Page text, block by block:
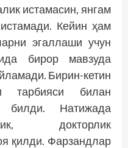
истамасин, янгам
Кейин ҳам
эгаллаши учун
бирор мавзуда
Бирин-кетин
тарбияси билан
билди. Натижада
докторлик
қилди. Фарзандлар